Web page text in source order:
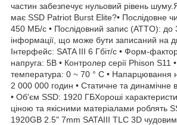
частин забезпечує нульовий рівень
має SSD Patriot Burst Elite?• Послідовне
450 МБ/с • Послідовний запис (ATTO):
інформації, що може бути записаний на
Інтерфейс: SATA III 6 Гбіт/с • Форм-
напруга: 5В • Контролер серії Phison S11
температура: 0 ~ 70 ° C • Напарцювання
2 000 000 годин • Статичне та динамічне
• Об'єм SSD: 1920 ГБХороші
ціною та якісними матеріалами роблять
1920GB 2.5" 7mm SATAIII TLC 3D